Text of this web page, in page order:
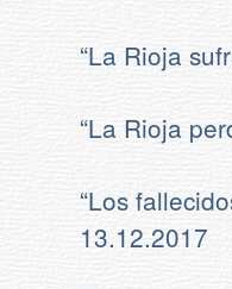
“La Rioja
“La Rioja
“Los
13.12.2017